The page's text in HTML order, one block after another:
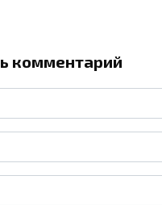
комментарий